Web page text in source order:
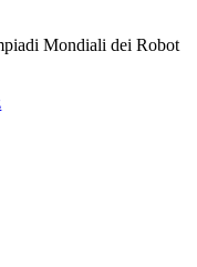
Mondiali dei Robot